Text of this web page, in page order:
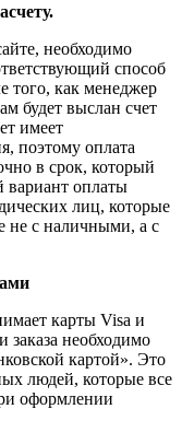
необходимо
способ
того, как менеджер
будет выслан счет
имеет
поэтому оплата
в срок, который
вариант оплаты
лиц, которые
не с наличными, а с
карты Visa и
необходимо
картой». Это
людей, которые все
оформлении